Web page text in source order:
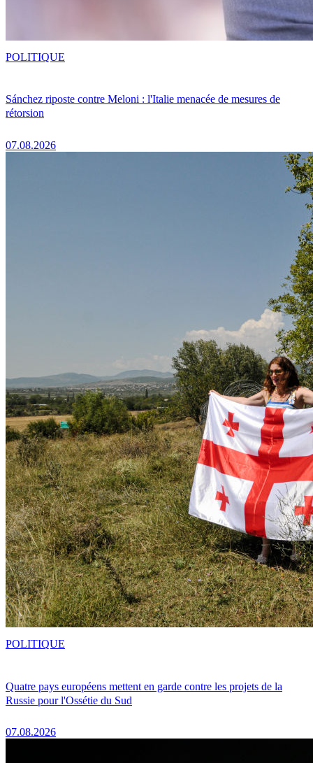
Sánchez riposte contre Meloni : l'Italie menacée de mesures de
rétorsion
07.08.2026
POLITIQUE
Quatre pays européens mettent en garde contre les projets de la
Russie pour l'Ossétie du Sud
07.08.2026
POLITIQUE